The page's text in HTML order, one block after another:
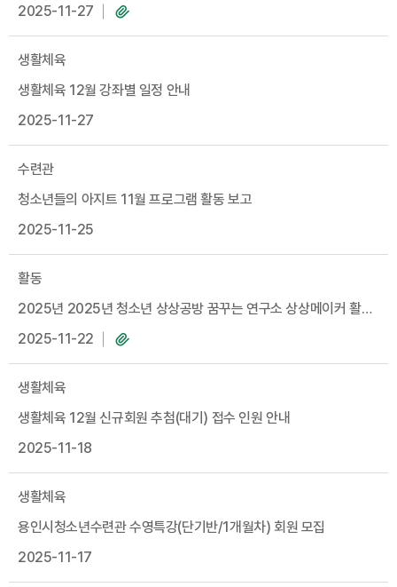
2025-11-27
생활체육
생활체육 12월 강좌별 일정 안내
2025-11-27
수련관
청소년들의 아지트 11월 프로그램 활동 보고
2025-11-25
활동
2025년 2025년 청소년 상상공방 꿈꾸는 연구소 상상메이커 활동
모습
2025-11-22
생활체육
생활체육 12월 신규회원 추첨(대기) 접수 인원 안내
2025-11-18
생활체육
용인시청소년수련관 수영특강(단기반/1개월차) 회원 모집
2025-11-17